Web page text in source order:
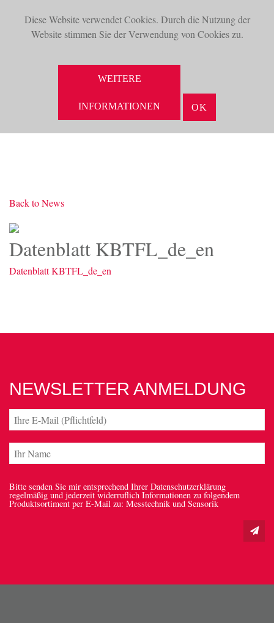
Diese Website verwendet Cookies. Durch die Nutzung der
Website stimmen Sie der Verwendung von Cookies zu.
WEITERE
INFORMATIONEN OK
Back to News
Datenblatt KBTFL_de_en
Datenblatt KBTFL_de_en
NEWSLETTER ANMELDUNG
Bitte senden Sie mir entsprechend Ihrer Datenschutzerklärung
regelmäßig und jederzeit widerruflich Informationen zu folgendem
Produktsortiment per E-Mail zu: Messtechnik und Sensorik